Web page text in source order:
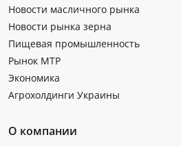
Новости масличного рынка
Новости рынка зерна
Пищевая промышленность
Рынок МТР
Экономика
Агрохолдинги Украины
О компании